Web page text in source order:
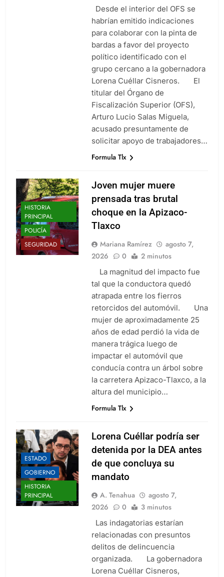
Agosto 7, 2026
Ganadero se contagia de gusano
pendiente del caso
Agosto 6, 2026
Inaugura Alcalde De Tlaxcala
Rehabilitación De La Cancha Blas
«Charro» Carvajal, Obra Impulsada
Por Alfonso Sánchez García
Agosto 6, 2026
Invita Ayuntamiento de San Pablo
del Monte a la Feria de la Salud
este 8 de agosto
Agosto 6, 2026
Desde el interior del OFS se
habrían emitido indicaciones
para colaborar con la pinta de
bardas a favor del proyecto
político identificado con el
grupo cercano a la gobernadora
Lorena Cuéllar Cisneros. El
titular del Órgano de
Fiscalización Superior (OFS),
Arturo Lucio Salas Miguela,
acusado presuntamente de
solicitar apoyo de trabajadores…
Formula Tlx
HISTORIA
PRINCIPAL
POLICÍA
SEGURIDAD
Joven mujer muere
prensada tras brutal
choque en la Apizaco-
Tlaxco
Mariana Ramírez
agosto 7,
2026
0 2 minutos
La magnitud del impacto fue
tal que la conductora quedó
atrapada entre los fierros
retorcidos del automóvil. Una
mujer de aproximadamente 25
años de edad perdió la vida de
manera trágica luego de
impactar el automóvil que
conducía contra un árbol sobre
la carretera Apizaco-Tlaxco, a la
altura del municipio…
Formula Tlx
ESTADO
GOBIERNO
HISTORIA
PRINCIPAL
Lorena Cuéllar podría ser
detenida por la DEA antes
de que concluya su
mandato
A. Tenahua
agosto 7,
2026
0 3 minutos
Las indagatorias estarían
relacionadas con presuntos
delitos de delincuencia
organizada. La gobernadora
Lorena Cuéllar Cisneros,